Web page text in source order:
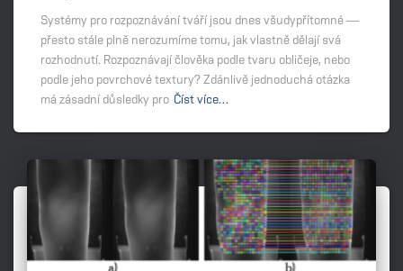
Systémy pro rozpoznávání tváří jsou dnes všudypřítomné —
přesto stále plně nerozumíme tomu, jak vlastně dělají svá
rozhodnutí. Rozpoznávají člověka podle tvaru obličeje, nebo
podle jeho povrchové textury? Zdánlivě jednoduchá otázka
má zásadní důsledky pro Číst více…